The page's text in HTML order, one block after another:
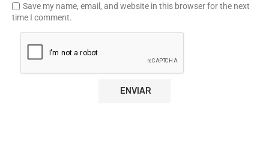
Save my name, email, and website in this browser for the next
time I comment.